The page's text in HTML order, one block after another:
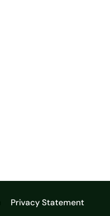
Privacy Statement